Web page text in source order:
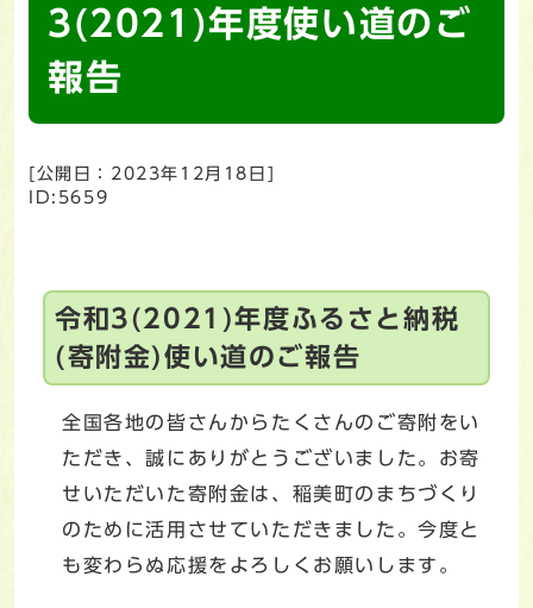
3(2021)年度使い道のご
報告
[公開日： 2023年12月18日 ]
ID:5659
令和3(2021)年度ふるさと納税
(寄附金)使い道のご報告
全国各地の皆さんからたくさんのご寄附をい
ただき、誠にありがとうございました。お寄
せいただいた寄附金は、稲美町のまちづくり
のために活用させていただきました。今度と
も変わらぬ応援をよろしくお願いします。